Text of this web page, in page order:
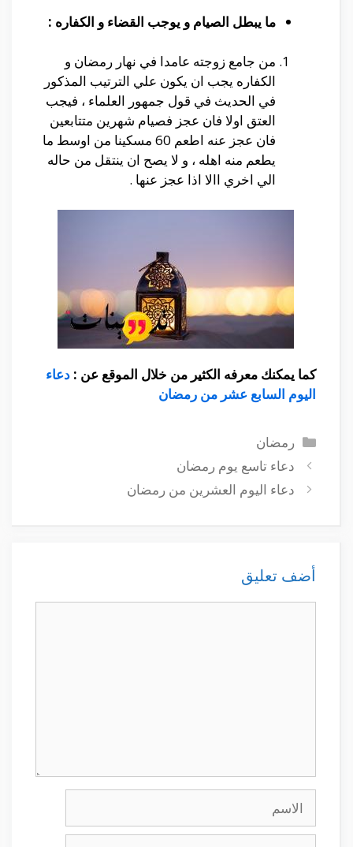
ما يبطل الصيام و يوجب القضاء و الكفاره :
من جامع زوجته عامدا في نهار رمضان و
الكفاره يجب ان يكون علي الترتيب المذكور
في الحديث في قول جمهور العلماء ، فيجب
العتق اولا فان عجز فصيام شهرين متتابعين
فان عجز عنه اطعم 60 مسكينا من اوسط ما
يطعم منه اهله ، و لا يصح ان ينتقل من حاله
الي اخري االا اذا عجز عنها .
كما يمكنك معرفه الكثير من خلال الموقع عن : دعاء
اليوم السابع عشر من رمضان
التصنيفات
رمضان
دعاء تاسع يوم رمضان
دعاء اليوم العشرين من رمضان
أضف تعليق